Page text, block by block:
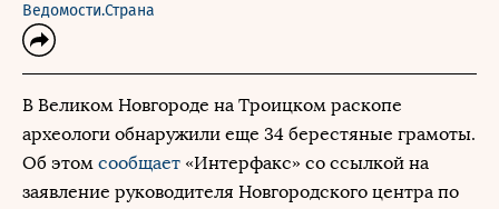
Ведомости.Страна
В Великом Новгороде на Троицком раскопе
археологи обнаружили еще 34 берестяные грамоты.
Об этом сообщает «Интерфакс» со ссылкой на
заявление руководителя Новгородского центра по